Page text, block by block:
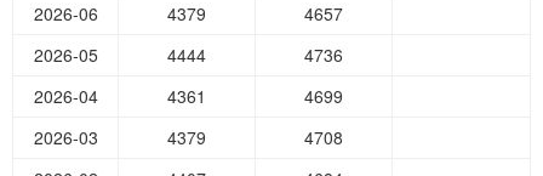
2026-06
4379
4657
2026-05
4444
4736
2026-04
4361
4699
2026-03
4379
4708